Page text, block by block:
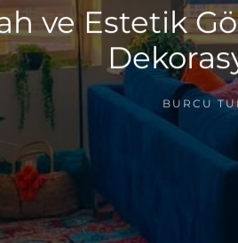
ve Estetik
BURCU